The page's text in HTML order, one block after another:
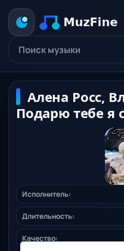
Алена Росс,
Подарю тебе я
Исполнитель:
Длительность:
Качество: